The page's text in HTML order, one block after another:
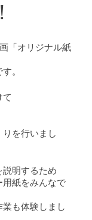
「オリジナル紙
。
を行いまし
明するため
紙をみんなで
も体験しまし